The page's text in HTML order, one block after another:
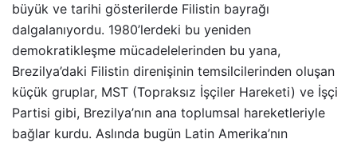
büyük ve tarihi gösterilerde Filistin bayrağı
dalgalanıyordu. 1980’lerdeki bu yeniden
demokratikleşme mücadelelerinden bu yana,
Brezilya’daki Filistin direnişinin temsilcilerinden oluşan
küçük gruplar, MST (Topraksız İşçiler Hareketi) ve İşçi
Partisi gibi, Brezilya’nın ana toplumsal hareketleriyle
bağlar kurdu. Aslında bugün Latin Amerika’nın